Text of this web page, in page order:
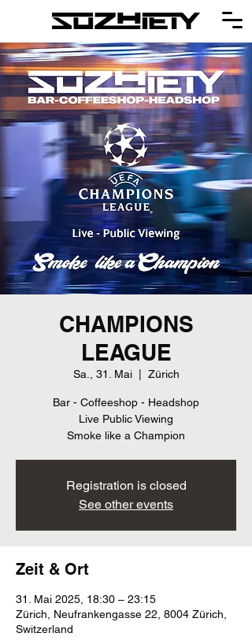
CHAMPIONS
LEAGUE
Sa., 31. Mai
  |
Zürich
Bar - Coffeeshop - Headshop
Live Public Viewing
Smoke like a Champion
Registration is closed
See other events
Zeit & Ort
31. Mai 2025, 18:30 – 23:15
Zürich, Neufrankengasse 22, 8004 Zürich,
Switzerland